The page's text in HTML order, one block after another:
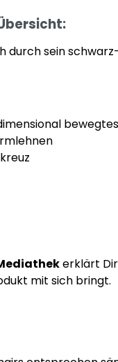
durch sein
erklärt
mit sich bringt.